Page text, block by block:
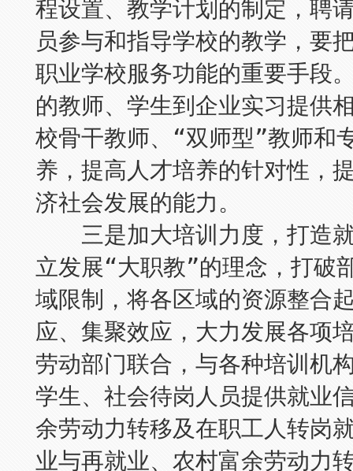
程设置、教学计划的制定，聘
员参与和指导学校的教学，要
职业学校服务功能的重要手段
的教师、学生到企业实习提供
校骨干教师、“双师型”教师和
养，提高人才培养的针对性，
济社会发展的能力。
三是加大培训力度，打造就
立发展“大职教”的理念，打破
域限制，将各区域的资源整合
应、集聚效应，大力发展各项
劳动部门联合，与各种培训机
学生、社会待岗人员提供就业
余劳动力转移及在职工人转岗
业与再就业、农村富余劳动力